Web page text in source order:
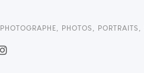
PHOTOGRAPHE, PHOTOS , PORTRAITS ,